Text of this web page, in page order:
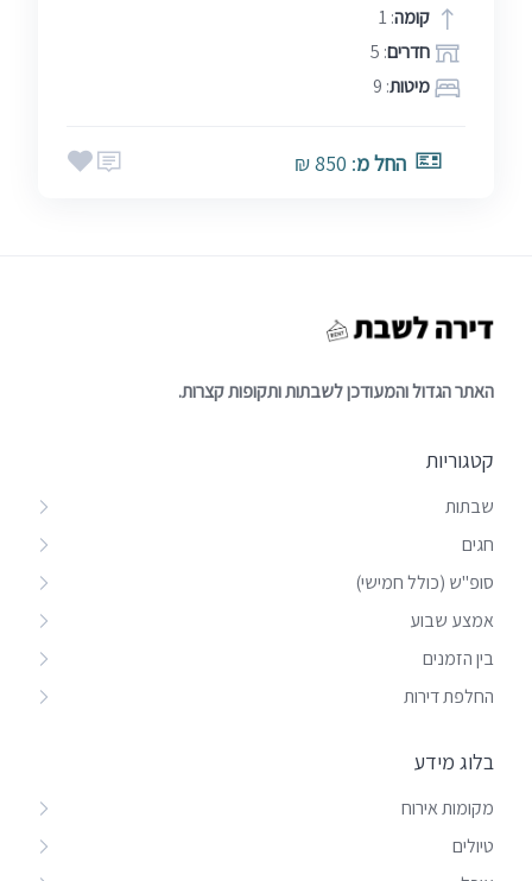
קומה: 1
חדרים: 5
מיטות: 9
החל מ: 850 ₪
האתר הגדול והמעודכן לשבתות ותקופות קצרות.
קטגוריות
שבתות
חגים
סופ"ש (כולל חמישי)
אמצע שבוע
בין הזמנים
החלפת דירות
בלוג מידע
מקומות אירוח
טיולים